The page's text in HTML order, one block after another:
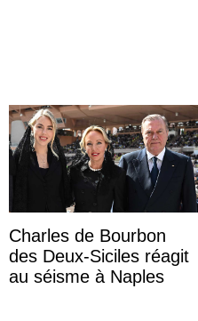
Charles de Bourbon
des Deux-Siciles réagit
au séisme à Naples